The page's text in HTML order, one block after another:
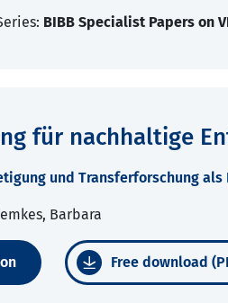
BIBB Specialist Papers on
für nachhaltige
und Transferforschung als
Barbara
Free download